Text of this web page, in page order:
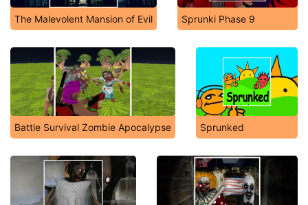
The Malevolent Mansion of Evil Sprunki Phase 9
Battle Survival Zombie Apocalypse Sprunked